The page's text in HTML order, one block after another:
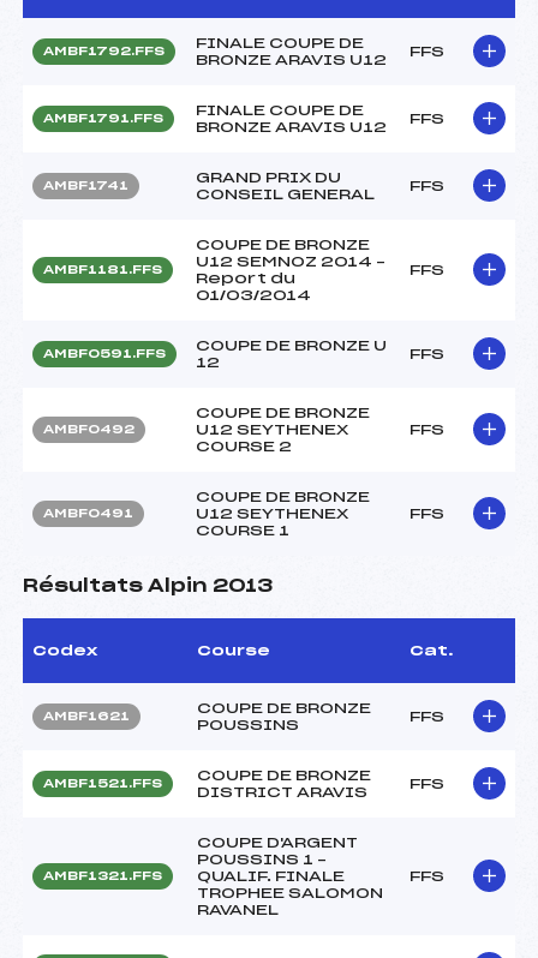
AMBF1792.FFS
FINALE COUPE DE
BRONZE ARAVIS U12
FFS
AMBF1791.FFS
FINALE COUPE DE
BRONZE ARAVIS U12
FFS
AMBF1741
GRAND PRIX DU
CONSEIL GENERAL
FFS
AMBF1181.FFS
COUPE DE BRONZE
U12 SEMNOZ 2014 –
Report du
01/03/2014
FFS
AMBF0591.FFS
COUPE DE BRONZE U
12
FFS
AMBF0492
COUPE DE BRONZE
U12 SEYTHENEX
COURSE 2
FFS
AMBF0491
COUPE DE BRONZE
U12 SEYTHENEX
COURSE 1
FFS
Résultats Alpin 2013
Codex Course Cat.
AMBF1621
COUPE DE BRONZE
POUSSINS
FFS
AMBF1521.FFS
COUPE DE BRONZE
DISTRICT ARAVIS
FFS
AMBF1321.FFS
COUPE D'ARGENT
POUSSINS 1 –
QUALIF. FINALE
TROPHEE SALOMON
RAVANEL
FFS